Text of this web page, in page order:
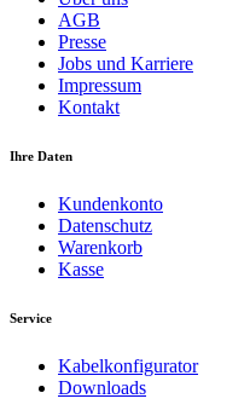
AGB
Presse
Jobs und Karriere
Impressum
Kontakt
Ihre Daten
Kundenkonto
Datenschutz
Warenkorb
Kasse
Service
Kabelkonfigurator
Downloads